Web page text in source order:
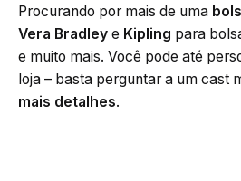
Procurando por mais de uma
Vera Bradley e Kipling para
e muito mais. Você pode até
loja – basta perguntar a um cast
mais detalhes.